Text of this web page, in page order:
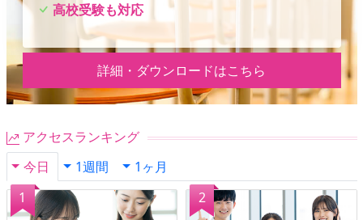
高校受験も対応
詳細・ダウンロードはこちら
アクセスランキング
今日
1週間 1ヶ月